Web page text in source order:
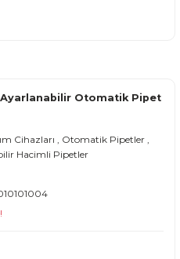
Ayarlanabilir Otomatik Pipet
Cihazları , Otomatik Pipetler ,
Hacimli Pipetler